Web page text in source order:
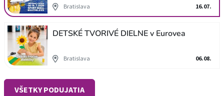
Bratislava 16.07.
DETSKÉ TVORIVÉ DIELNE v Eurovea
Bratislava 06.08.
VŠETKY PODUJATIA